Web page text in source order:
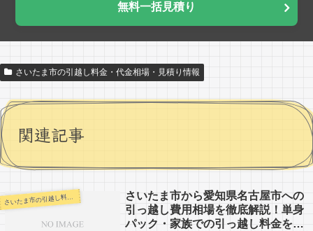
無料一括見積り
さいたま市の引越し料金・代金相場・見積り情報
関連記事
さいたま市の引越し料金・代金相場・見積り情報
さいたま市から愛知県名古屋市への
引っ越し費用相場を徹底解説！単身
パック・家族での引っ越し料金を節